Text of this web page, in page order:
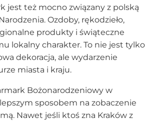
jest też mocno związany z polską
Ozdoby, rękodzieło,
produkty i świąteczne
lokalny charakter. To nie jest tylko
dekoracja, ale wydarzenie
miasta i kraju.
Bożonarodzeniowy w
sposobem na zobaczenie
Nawet jeśli ktoś zna Kraków z